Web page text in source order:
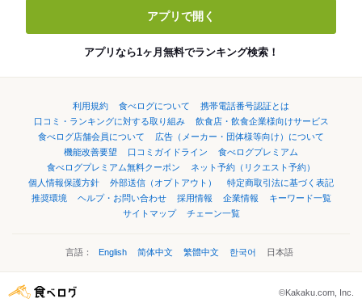
アプリで開く
アプリなら1ヶ月無料でランキング検索！
利用規約 食べログについて
携帯電話番号認証とは
口コミ・ランキングに対する取り組み
飲食店・飲食企業様向けサービス
食べログ店舗会員について
広告（メーカー・団体様等向け）について
機能改善要望
口コミガイドライン
食べログプレミアム
食べログプレミアム無料クーポン
ネット予約（リクエスト予約）
個人情報保護方針
外部送信（オプトアウト）
特定商取引法に基づく表記
推奨環境
ヘルプ・お問い合わせ 採用情報 企業情報
キーワード一覧
サイトマップ
チェーン一覧
言語： English 简体中文 繁體中文 한국어 日本語
©Kakaku.com, Inc.